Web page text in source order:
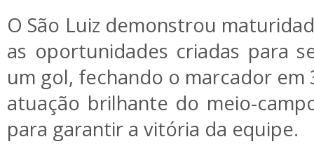
O São Luiz demonstrou
as oportunidades criadas para
um gol, fechando o marcador em
atuação brilhante do meio-
para garantir a vitória da equipe.